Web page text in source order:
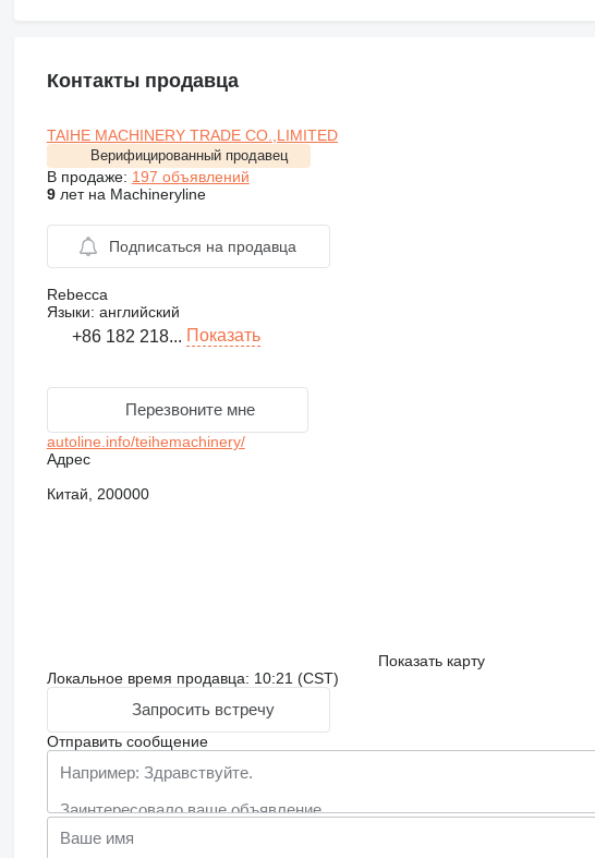
Контакты продавца
TAIHE MACHINERY TRADE CO.,LIMITED
Верифицированный продавец
В продаже: 197 объявлений
9лет на Machineryline
Подписаться на продавца
Rebecca
Языки: английский
+86 182 218... Показать
Перезвоните мне
autoline.info/teihemachinery/
Адрес
Китай, 200000
Показать карту
Локальное время продавца: 10:21 (CST)
Запросить встречу
Отправить сообщение